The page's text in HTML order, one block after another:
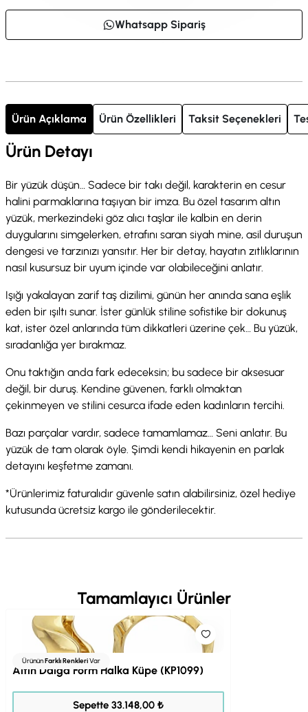
Whatsapp Sipariş
Ürün Açıklama Ürün Özellikleri Taksit Seçenekleri
Ürün Detayı
Bir yüzük düşün… Sadece bir takı değil, karakterin en cesur
halini parmaklarına taşıyan bir imza. Bu özel tasarım altın
yüzük, merkezindeki göz alıcı taşlar ile kalbin en derin
duygularını simgelerken, etrafını saran siyah mine, asil duruşun
dengesi ve tarzınızı yansıtır. Her bir detay, hayatın zıtlıklarının
nasıl kusursuz bir uyum içinde var olabileceğini anlatır.
Işığı yakalayan zarif taş dizilimi, günün her anında sana eşlik
eden bir ışıltı sunar. İster günlük stiline sofistike bir dokunuş
kat, ister özel anlarında tüm dikkatleri üzerine çek… Bu yüzük,
sıradanlığa yer bırakmaz.
Onu taktığın anda fark edeceksin; bu sadece bir aksesuar
değil, bir duruş. Kendine güvenen, farklı olmaktan
çekinmeyen ve stilini cesurca ifade eden kadınların tercihi.
Bazı parçalar vardır, sadece tamamlamaz… Seni anlatır. Bu
yüzük de tam olarak öyle. Şimdi kendi hikayenin en parlak
detayını keşfetme zamanı.
*Ürünlerimiz faturalıdır güvenle satın alabilirsiniz, özel hediye
kutusunda ücretsiz kargo ile gönderilecektir.
Tamamlayıcı Ürünler
ÜrününFarklı RenkleriVar
Altın Dalga Form Halka Küpe (KP1099)
Sepette 33.148,00 ₺